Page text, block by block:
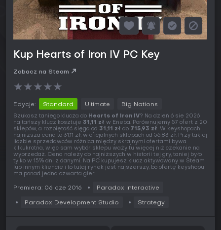
Kup Hearts of Iron IV PC Key
Zobacz na Steam
★★★★★
Edycje: Standard Ultimate Big Nations
Szukasz taniego klucza do Hearts of Iron IV? Na dzień 6 sie 2026
najtańszy klucz kosztuje 31,11 zł w Eneba. Porównujemy 57 ofert z 20
sklepów, a rozpiętość sięga od 31,11 zł do 715,93 zł. W keyshopach
najniższa cena to 31,11 zł, w oficjalnych sklepach od 56,83 zł. Przy takiej
liczbie sprzedawców różnica między skrajnymi ofertami bywa
kilkukrotna, więc sam wybór sklepu waży tu więcej niż czekanie na
wyprzedaż. Cena należy do najniższych w historii tej gry, taniej było
tylko w 15% dni z danymi. Na PC kupujesz klucz aktywowany w Steam
lub innym kliencie i to tutaj rynek jest najszerszy, bo ofertę keyshopu
ma ponad jedna czwarta gier.
Premiera: 06 cze 2016 Paradox Interactive
Paradox Development Studio Strategy